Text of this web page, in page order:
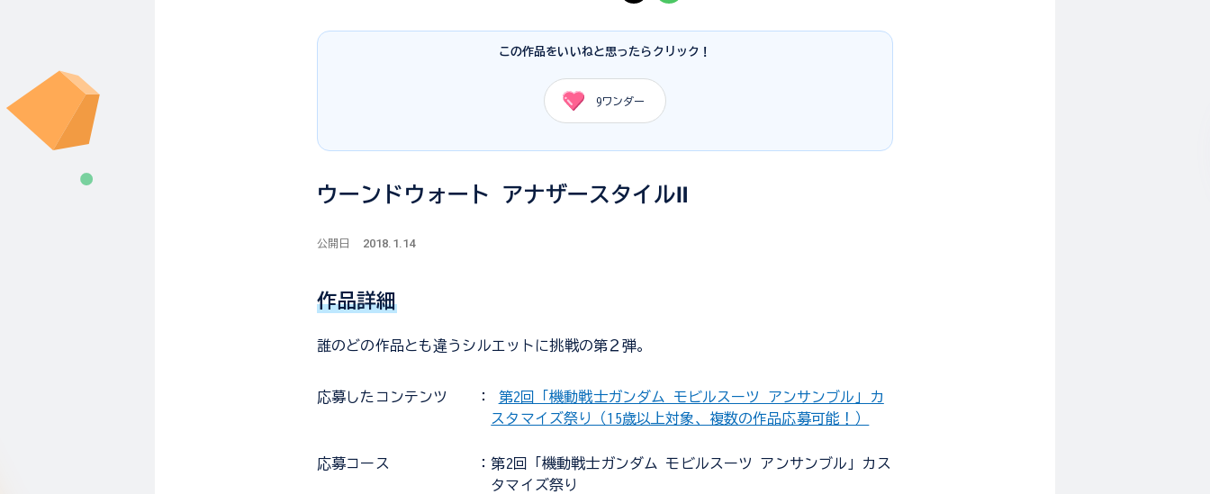
この作品をいいねと思ったらクリック！
9ワンダー
ウーンドウォート アナザースタイルⅡ
公開日 2018.1.14
作品詳細
誰のどの作品とも違うシルエットに挑戦の第２弾。
応募した コンテンツ ： 第2回「機動戦士ガンダム モビルスーツ アンサンブル」カ
スタマイズ祭り（15歳以上対象、複数の作品応募可能！）
応募コース
：第2回「機動戦士ガンダム モビルスーツ アンサンブル」カス
タマイズ祭り